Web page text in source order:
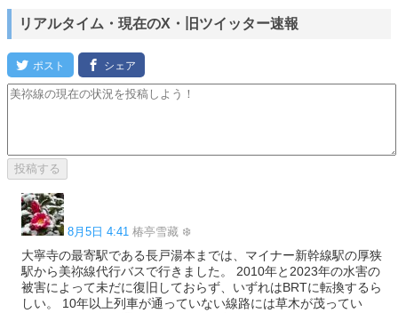
リアルタイム・現在のX・旧ツイッター速報
8月5日 4:41 椿亭雪藏 ❄️
大寧寺の最寄駅である長戸湯本までは、マイナー新幹線駅の厚狭
駅から美祢線代行バスで行きました。 2010年と2023年の水害の
被害によって未だに復旧しておらず、いずれはBRTに転換するら
しい。 10年以上列車が通っていない線路には草木が茂ってい